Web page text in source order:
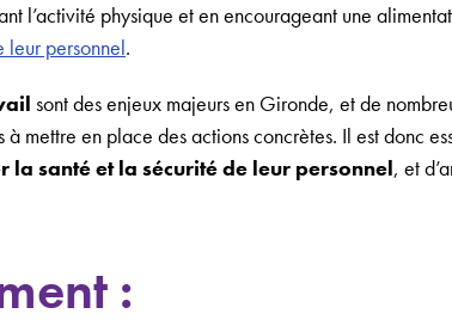
l’activité physique et en encourageant une
personnel.
sont des enjeux majeurs en Gironde, et de
mettre en place des actions concrètes. Il est donc
la santé et la sécurité de leur personnel, et
: